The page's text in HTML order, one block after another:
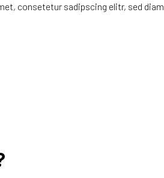
consetetur sadipscing elitr, sed diam